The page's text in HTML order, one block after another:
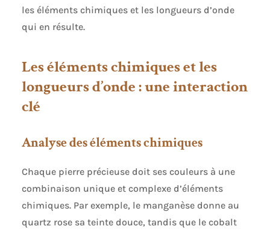
les éléments chimiques et les longueurs d’onde
qui en résulte.
Les éléments chimiques et les
longueurs d’onde : une interaction
clé
Analyse des éléments chimiques
Chaque pierre précieuse doit ses couleurs à une
combinaison unique et complexe d’éléments
chimiques. Par exemple, le manganèse donne au
quartz rose sa teinte douce, tandis que le cobalt